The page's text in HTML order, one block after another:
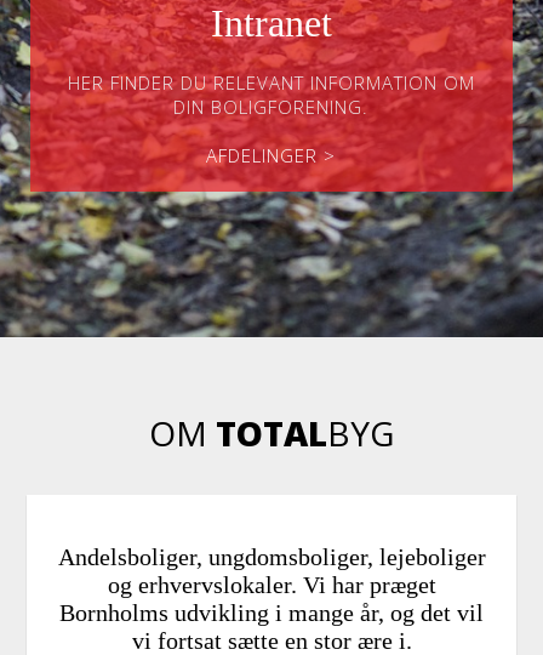
Intranet
HER FINDER DU RELEVANT INFORMATION OM
DIN BOLIGFORENING.
AFDELINGER >
OM TOTALBYG
Andelsboliger, ungdomsboliger, lejeboliger
og erhvervslokaler. Vi har præget
Bornholms udvikling i mange år, og det vil
vi fortsat sætte en stor ære i.